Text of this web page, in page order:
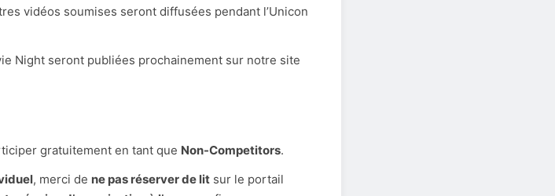
vidéos soumises seront diffusées pendant l’Unicon
Night seront publiées prochainement sur notre site
gratuitement en tant que Non-Competitors.
, merci de ne pas réserver de lit sur le portail